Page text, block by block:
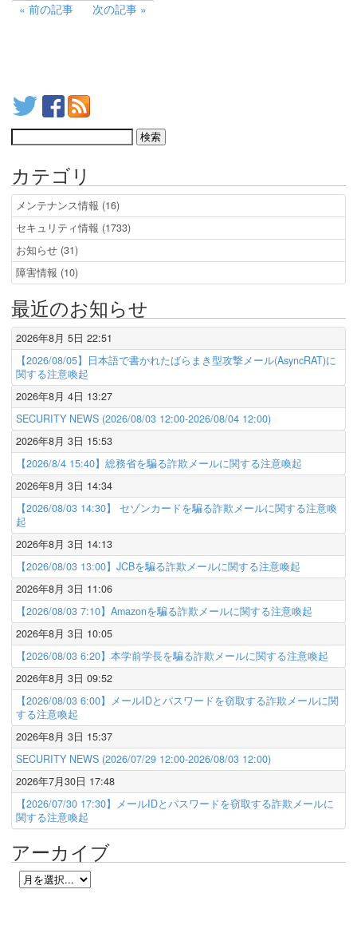
前の記事 次の記事
カテゴリ
メンテナンス情報 (16)
セキュリティ情報 (1733)
お知らせ (31)
障害情報 (10)
最近のお知らせ
2026年8月 5日 22:51
【2026/08/05】日本語で書かれたばらまき型攻撃メール(AsyncRAT)に
関する注意喚起
2026年8月 4日 13:27
SECURITY NEWS (2026/08/03 12:00-2026/08/04 12:00)
2026年8月 3日 15:53
【2026/8/4 15:40】総務省を騙る詐欺メールに関する注意喚起
2026年8月 3日 14:34
【2026/08/03 14:30】 セゾンカードを騙る詐欺メールに関する注意喚
起
2026年8月 3日 14:13
【2026/08/03 13:00】JCBを騙る詐欺メールに関する注意喚起
2026年8月 3日 11:06
【2026/08/03 7:10】Amazonを騙る詐欺メールに関する注意喚起
2026年8月 3日 10:05
【2026/08/03 6:20】本学前学長を騙る詐欺メールに関する注意喚起
2026年8月 3日 09:52
【2026/08/03 6:00】メールIDとパスワードを窃取する詐欺メールに関
する注意喚起
2026年8月 3日 15:37
SECURITY NEWS (2026/07/29 12:00-2026/08/03 12:00)
2026年7月30日 17:48
【2026/07/30 17:30】メールIDとパスワードを窃取する詐欺メールに
関する注意喚起
アーカイブ